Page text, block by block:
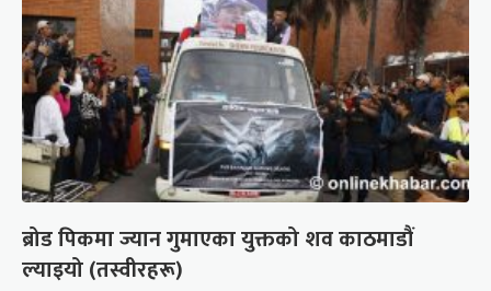
ब्रोड पिकमा ज्यान गुमाएका युक्तको शव काठमाडौं
ल्याइयो (तस्वीरहरू)